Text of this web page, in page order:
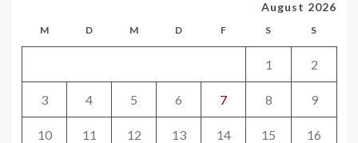
August 2026
M D M D F S S
1 2
3 4 5 6 7 8 9
10 11 12 13 14 15 16
barrierefrei: Sanierungsarbeiten
Fahrplan 2026: Angebotsausbau auf
diversen Linien